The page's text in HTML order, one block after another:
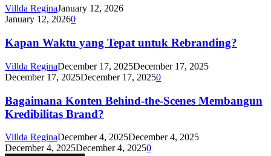
Villda ReginaJanuary 12, 2026
January 12, 20260
Kapan Waktu yang Tepat untuk Rebranding?
Villda ReginaDecember 17, 2025December 17, 2025
December 17, 2025December 17, 20250
Bagaimana Konten Behind-the-Scenes Membangun
Kredibilitas Brand?
Villda ReginaDecember 4, 2025December 4, 2025
December 4, 2025December 4, 20250